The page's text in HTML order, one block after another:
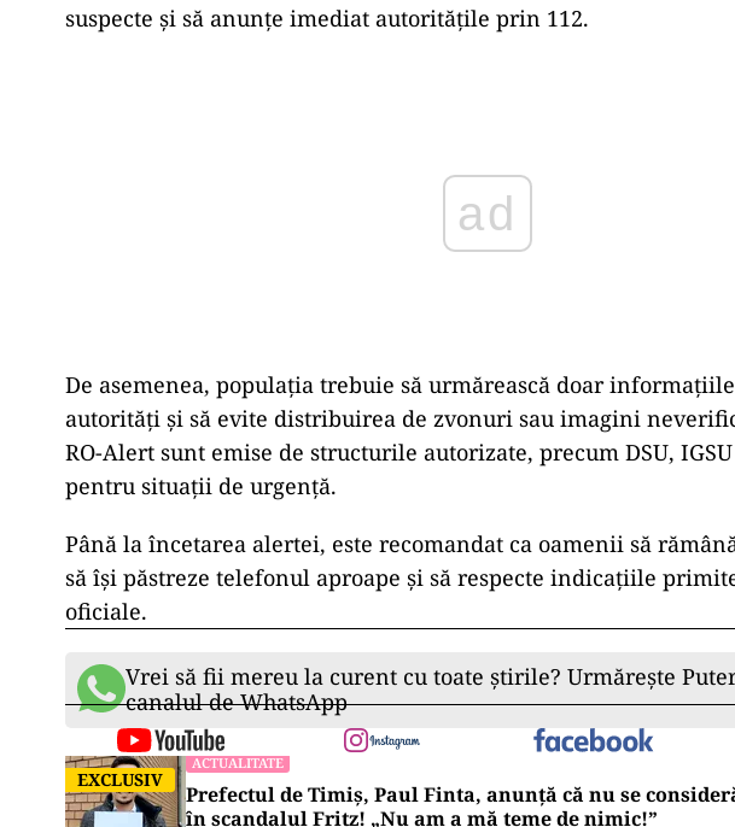
suspecte și să anunțe imediat autoritățile prin 112.
ad
De asemenea, populația trebuie să urmărească doar
autorități și să evite distribuirea de zvonuri sau imagini
RO-Alert sunt emise de structurile autorizate, precum DSU,
pentru situații de urgență.
Până la încetarea alertei, este recomandat ca oamenii să
să își păstreze telefonul aproape și să respecte indicațiile
oficiale.
Vrei să fii mereu la curent cu toate știrile? Urmărește
canalul de WhatsApp
EXCLUSIV
ACTUALITATE
Prefectul de Timiș, Paul Finta, anunță că nu se
în scandalul Fritz! „Nu am a mă teme de nimic!”